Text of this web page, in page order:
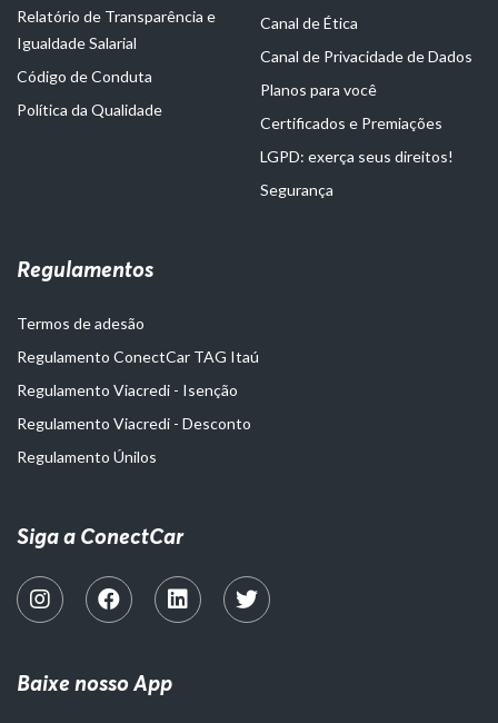
Relatório de Transparência e
Igualdade Salarial
Código de Conduta
Política da Qualidade
Canal de Ética
Canal de Privacidade de Dados
Planos para você
Certificados e Premiações
LGPD: exerça seus direitos!
Segurança
Regulamentos
Termos de adesão
Regulamento ConectCar TAG Itaú
Regulamento Viacredi - Isenção
Regulamento Viacredi - Desconto
Regulamento Únilos
Siga a ConectCar
Baixe nosso App